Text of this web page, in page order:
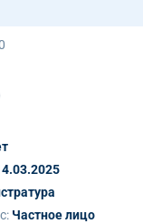
Частное лицо